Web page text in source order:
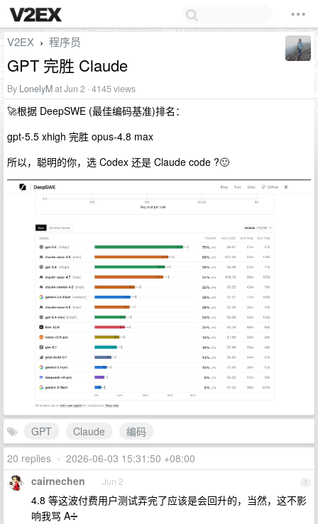
V2EX › 程序员
GPT 完胜 Claude
By LonelyMat Jun 2 · 4145 views
🚀根据 DeepSWE (最佳编码基准)排名：
gpt-5.5 xhigh 完胜 opus-4.8 max
所以，聪明的你，选 Codex 还是 Claude code ?🙂
GPT Claude
编码
20 replies • 2026-06-03 15:31:50 +08:00
1
cairnechen Jun 2
4.8 等这波付费用户测试弄完了应该是会回升的，当然，这不影
响我骂 A➗